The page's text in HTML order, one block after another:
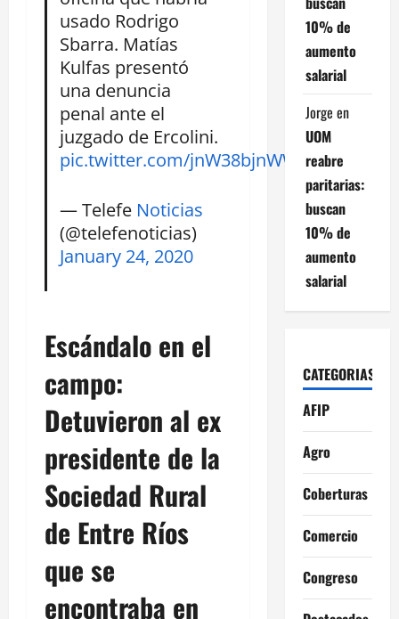
usado Rodrigo
Sbarra. Matías
Kulfas presentó
una denuncia
penal ante el
juzgado de Ercolini.
pic.twitter.com/jnW38bjnWW
— Telefe Noticias
(@telefenoticias)
January 24, 2020
Escándalo en el
campo:
Detuvieron al ex
presidente de la
Sociedad Rural
de Entre Ríos
que se
encontraba en
10% de
aumento
salarial
Jorge en
UOM
reabre
paritarias:
buscan
10% de
aumento
salarial
CATEGORIAS
AFIP
Agro
Coberturas
Comercio
Congreso